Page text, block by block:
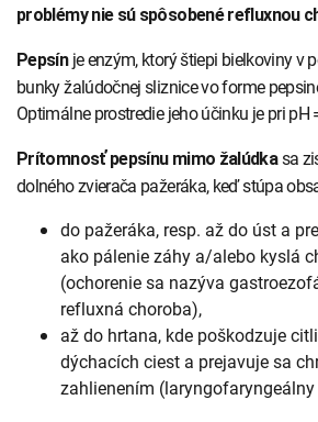
problémy nie sú spôsobené refluxnou
Pepsín je enzým, ktorý štiepi bielkoviny v
bunky žalúdočnej sliznice vo forme
Optimálne prostredie jeho účinku je pri pH
Prítomnosť pepsínu mimo žalúdkasa
dolného zvierača pažeráka, keď stúpa
do pažeráka, resp. až do úst a
ako pálenie záhy a/alebo kyslá
(ochorenie sa nazýva
refluxná choroba),
až do hrtana, kde poškodzuje
dýchacích ciest a prejavuje sa
zahlienením